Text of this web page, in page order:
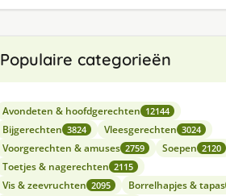
Populaire categorieën
Avondeten & hoofdgerechten 12144
Bijgerechten 3824 Vleesgerechten 3024
Voorgerechten & amuses 2759 Soepen 2120
Toetjes & nagerechten 2115
Vis & zeevruchten 2095 Borrelhapjes & tapas